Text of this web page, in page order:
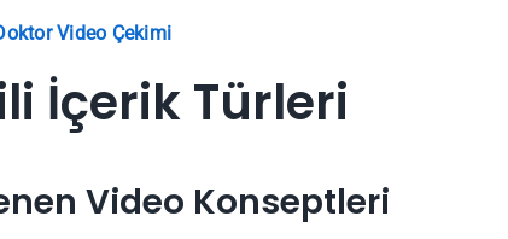
Video Çekimi
İçerik Türleri
Video Konseptleri